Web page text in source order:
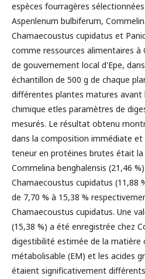
espèces fourragères
Aspenlenum bulbiferum,
Chamaecoustus cupidatus et
comme ressources alimentaires à
de gouvernement local d'Epe,
échantillon de 500 g de chaque
différentes plantes matures
chimique etles paramètres de
mesurés. Le résultat obtenu
dans la composition immédiate
teneur en protéines brutes était la
Commelina benghalensis (21,46
Chamaecoustus cupidatus (11,88
de 7,70 % à 15,38 %
Chamaecoustus cupidatus. Une
(15,38 %) a été enregistrée chez
digestibilité estimée de la matière
métabolisable (EM) et les acides
étaient significativement